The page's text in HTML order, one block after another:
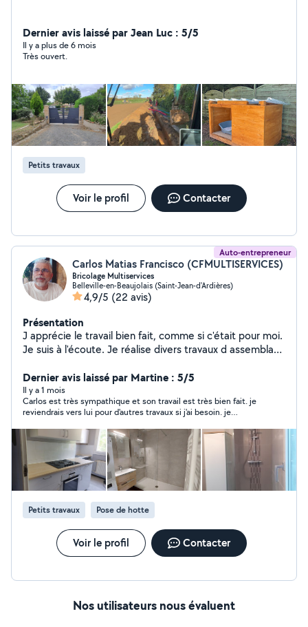
Dernier avis laissé par Jean Luc : 5/5
Il y a plus de 6 mois
Très ouvert.
Petits travaux
Voir le profil Contacter
Auto-entrepreneur
Carlos Matias Francisco (CFMULTISERVICES)
Bricolage Multiservices
Belleville-en-Beaujolais (Saint-Jean-d'Ardières)
4,9/5 (22 avis)
Présentation
J apprécie le travail bien fait, comme si c'était pour moi.
Je suis à l'écoute. Je réalise divers travaux d assemblage
Petits travaux électriques , aménagement extérieurs,
etc...
Dernier avis laissé par Martine : 5/5
Il y a 1 mois
Carlos est très sympathique et son travail est très bien fait. je
reviendrais vers lui pour d'autres travaux si j'ai besoin. je
Petits travaux Pose de hotte
Voir le profil Contacter
Nos utilisateurs nous évaluent